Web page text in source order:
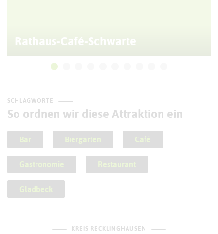
Rathaus-Café-Schwarte
SCHLAGWORTE
So ordnen wir diese Attraktion ein
Bar Biergarten Café
Gastronomie Restaurant
Gladbeck
KREIS RECKLINGHAUSEN